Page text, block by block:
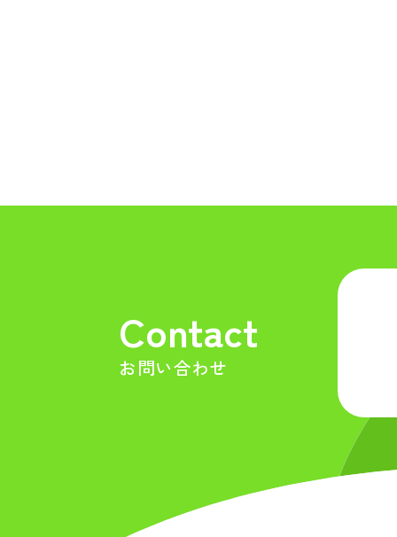
Contact
お問い合わせ